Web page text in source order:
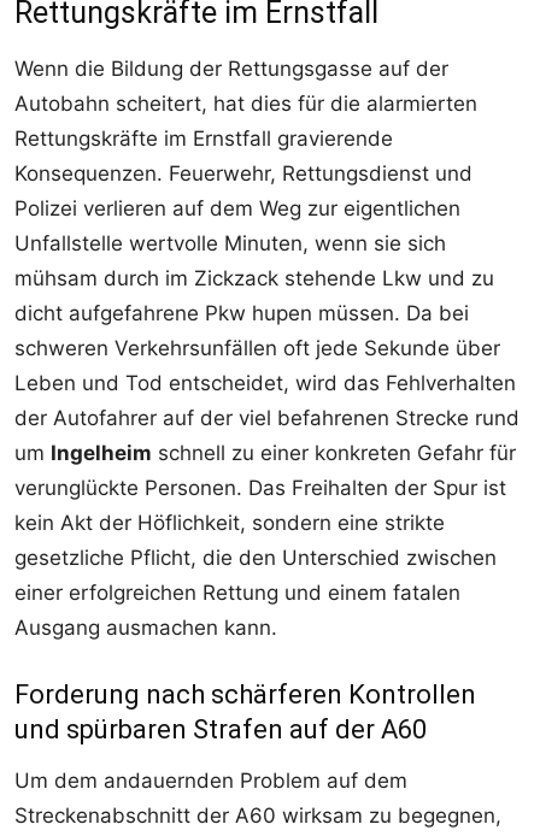
Rettungskräfte im Ernstfall
Wenn die Bildung der Rettungsgasse auf der
Autobahn scheitert, hat dies für die alarmierten
Rettungskräfte im Ernstfall gravierende
Konsequenzen. Feuerwehr, Rettungsdienst und
Polizei verlieren auf dem Weg zur eigentlichen
Unfallstelle wertvolle Minuten, wenn sie sich
mühsam durch im Zickzack stehende Lkw und zu
dicht aufgefahrene Pkw hupen müssen. Da bei
schweren Verkehrsunfällen oft jede Sekunde über
Leben und Tod entscheidet, wird das Fehlverhalten
der Autofahrer auf der viel befahrenen Strecke rund
um Ingelheim schnell zu einer konkreten Gefahr für
verunglückte Personen. Das Freihalten der Spur ist
kein Akt der Höflichkeit, sondern eine strikte
gesetzliche Pflicht, die den Unterschied zwischen
einer erfolgreichen Rettung und einem fatalen
Ausgang ausmachen kann.
Forderung nach schärferen Kontrollen
und spürbaren Strafen auf der A60
Um dem andauernden Problem auf dem
Streckenabschnitt der A60 wirksam zu begegnen,